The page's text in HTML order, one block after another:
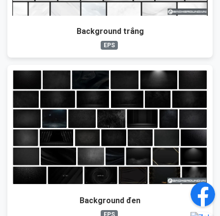
Background trắng
EPS
Background đen
EPS